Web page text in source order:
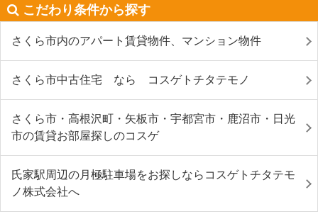
こだわり条件から探す
さくら市内のアパート賃貸物件、マンション物件
さくら市中古住宅 なら コスゲトチタテモノ
さくら市・高根沢町・矢板市・宇都宮市・鹿沼市・日光
市の賃貸お部屋探しのコスゲ
氏家駅周辺の月極駐車場をお探しならコスゲトチタテモ
ノ株式会社へ